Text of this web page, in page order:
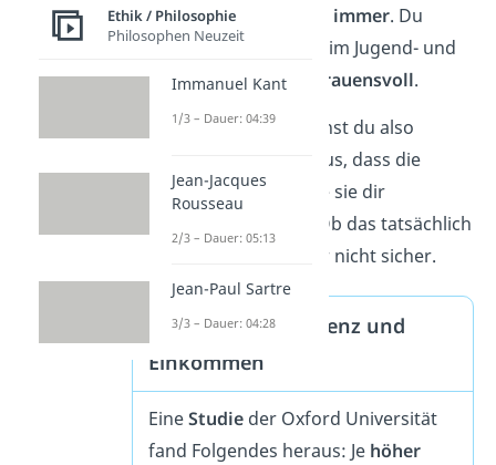
lohnt, merkst du dir
für immer. Du
bleibst deswegen auch im Jugend- und
Erwachsenenalter vertrauensvoll.
Wenn duvertraust
, gehst du also
davon aus, dass die
Dinge so passieren, wie sie dir
versprochen wurden. Ob das tatsächlich
der Fall ist, ist dabei gar nicht sicher.
Vertrauen, Intelligenz und
Einkommen
EineStudieder Oxford Universität
fand Folgendes heraus: Je höher
Ethik / Philosophie
Philosophen Neuzeit
Immanuel Kant
1/3 – Dauer: 04:39
Jean-Jacques
Rousseau
2/3 – Dauer: 05:13
Jean-Paul Sartre
3/3 – Dauer: 04:28